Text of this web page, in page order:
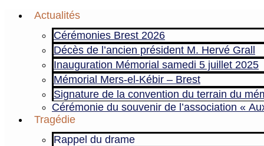
Aller
Actualités
Cérémonies Brest 2026
Décès de l’ancien président M. Hervé Grall
Inauguration Mémorial samedi 5 juillet 2025
Mémorial Mers-el-Kébir – Brest
Signature de la convention du terrain du
Cérémonie du souvenir de l’association «
Tragédie
Rappel du drame